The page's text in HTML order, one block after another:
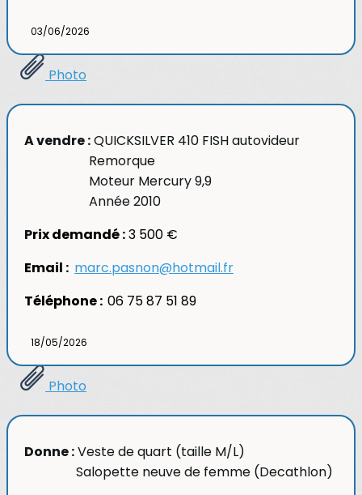
03/06/2026
Photo
A vendre :QUICKSILVER 410 FISH autovideur
Remorque
Moteur Mercury 9,9
Année 2010
Prix demandé :3 500 €
Email : marc.pasnon@hotmail.fr
Téléphone : 06 75 87 51 89
18/05/2026
Photo
Donne :Veste de quart (taille M/L)
Salopette neuve de femme (Decathlon)